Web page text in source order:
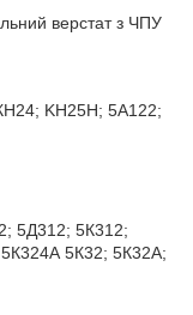
верстат з ЧПУ
KH25H; 5А122;
5Д312; 5К312;
5К32; 5К32А;